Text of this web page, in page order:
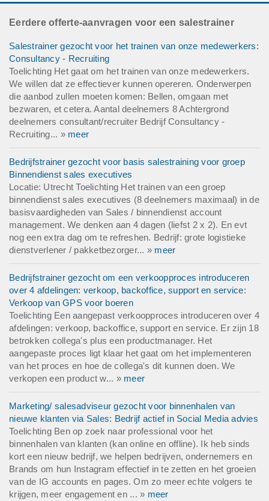
Eerdere offerte-aanvragen voor een salestrainer
Salestrainer gezocht voor het trainen van onze medewerkers:
Consultancy - Recruiting
Toelichting Het gaat om het trainen van onze medewerkers.
We willen dat ze effectiever kunnen opereren. Onderwerpen
die aanbod zullen moeten komen: Bellen, omgaan met
bezwaren, et cetera. Aantal deelnemers 8 Achtergrond
deelnemers consultant/recruiter Bedrijf Consultancy -
Recruiting... » meer
Bedrijfstrainer gezocht voor basis salestraining voor groep
Binnendienst sales executives
Locatie: Utrecht Toelichting Het trainen van een groep
binnendienst sales executives (8 deelnemers maximaal) in de
basisvaardigheden van Sales / binnendienst account
management. We denken aan 4 dagen (liefst 2 x 2). En evt
nog een extra dag om te refreshen. Bedrijf: grote logistieke
dienstverlener / pakketbezorger... » meer
Bedrijfstrainer gezocht om een verkoopproces introduceren
over 4 afdelingen: verkoop, backoffice, support en service:
Verkoop van GPS voor boeren
Toelichting Een aangepast verkoopproces introduceren over 4
afdelingen: verkoop, backoffice, support en service. Er zijn 18
betrokken collega's plus een productmanager. Het
aangepaste proces ligt klaar het gaat om het implementeren
van het proces en hoe de collega's dit kunnen doen. We
verkopen een product w... » meer
Marketing/ salesadviseur gezocht voor binnenhalen van
nieuwe klanten via Sales: Bedrijf actief in Social Media advies
Toelichting Ben op zoek naar professional voor het
binnenhalen van klanten (kan online en offline). Ik heb sinds
kort een nieuw bedrijf, we helpen bedrijven, ondernemers en
Brands om hun Instagram effectief in te zetten en het groeien
van de IG accounts en pages. Om zo meer echte volgers te
krijgen, meer engagement en ... » meer